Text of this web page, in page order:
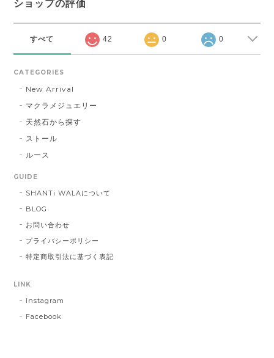
ショップの評価
すべて 42 0 0
CATEGORIES
New Arrival
マクラメジュエリー
天然石から探す
ストール
ルース
GUIDE
SHANTi WALAについて
BLOG
お問い合わせ
プライバシーポリシー
特定商取引法に基づく表記
LINK
Instagram
Facebook